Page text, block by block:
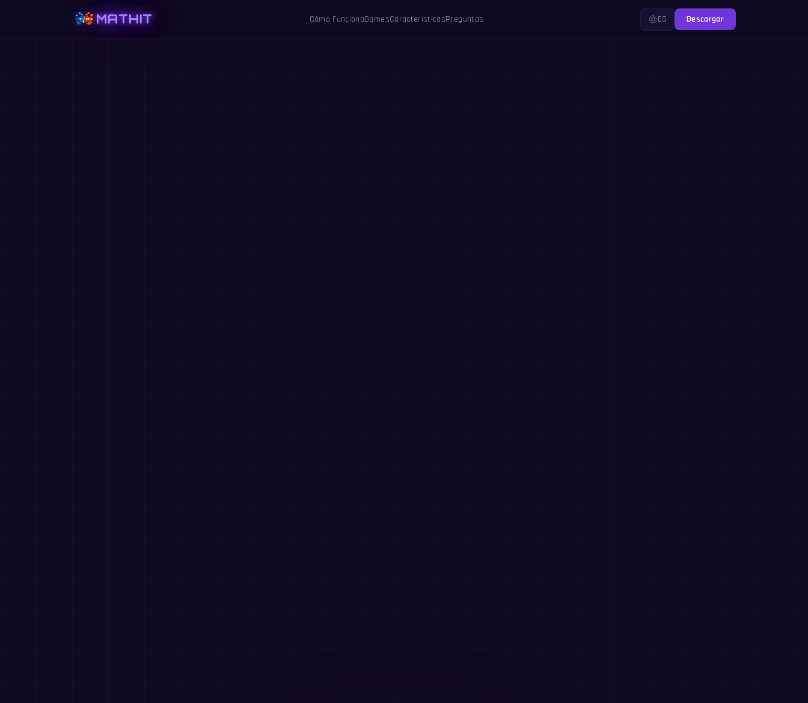
MATHIT Cómo FuncionaGamesCaracterísticasPreguntas ES Descargar